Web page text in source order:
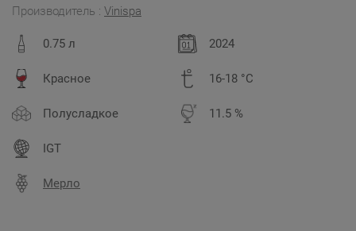
Производитель : Vinispa
0.75 л 2024
Красное 16-18 °C
Полусладкое 11.5 %
IGT
Мерло